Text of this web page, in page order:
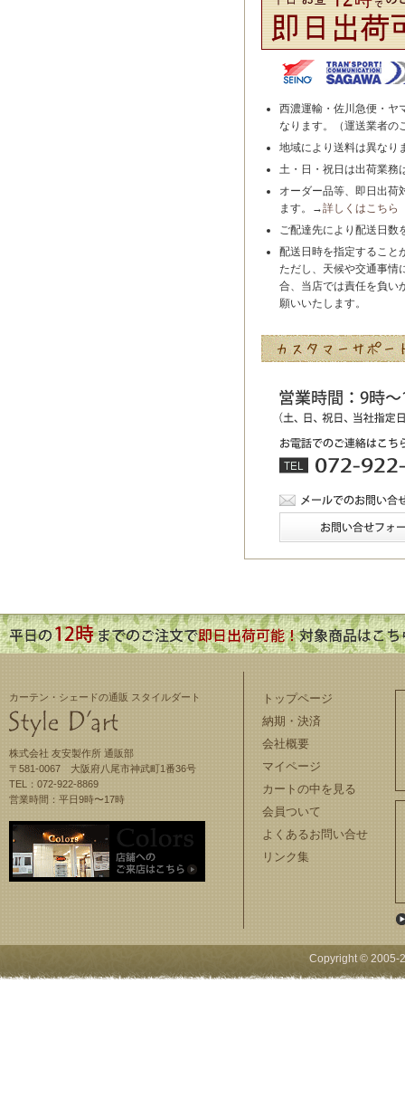
西濃運輸・佐川急便・ヤ
なります。（運送業者の
地域により送料は異なり
土・日・祝日は出荷業務
オーダー品等、即日出荷
ます。→詳しくはこちら
ご配達先により配送日数
配送日時を指定すること
ただし、天候や交通事情
合、当店では責任を負い
願いいたします。
カーテン・シェードの通販 スタイルダート
株式会社 友安製作所 通販部
〒581-0067 大阪府八尾市神武町1番36号
TEL：072-922-8869
営業時間：平日9時〜17時
トップページ
納期・決済
会社概要
マイページ
カートの中を見る
会員ついて
よくあるお問い合せ
リンク集
Copyright © 2005-